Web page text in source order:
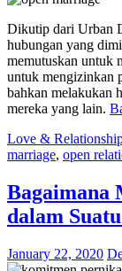
Dikutip dari Urban
hubungan yang
memutuskan untuk
untuk mengizinkan
bahkan melakukan
mereka yang lain.
Love &
marriage, open
Bagaimana
dalam
January 22, 2020